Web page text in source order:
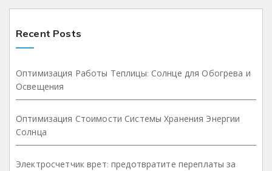
Recent Posts
Оптимизация Работы Теплицы: Солнце для Обогрева и
Освещения
Оптимизация Стоимости Системы Хранения Энергии
Солнца
Электросчетчик врет: предотвратите переплаты за